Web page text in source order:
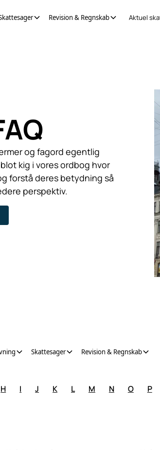
Revision & Regnskab Aktuel
og fagord egentlig
kig i vores ordbog hvor
forstå deres betydning så
perspektiv.
Skattesager Revision & Regnskab
H I J K L M N O P